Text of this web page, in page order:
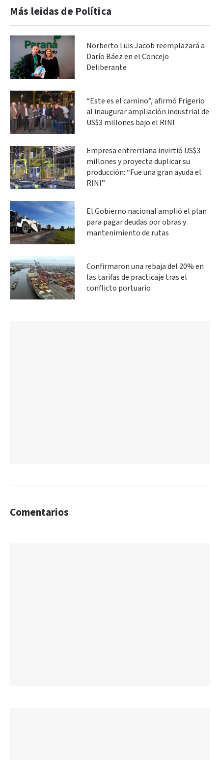
Más leidas de Política
Norberto Luis Jacob reemplazará a
Darío Báez en el Concejo
Deliberante
“Este es el camino”, afirmó Frigerio
al inaugurar ampliación industrial de
US$3 millones bajo el RINI
Empresa entrerriana invirtió US$3
millones y proyecta duplicar su
producción: “Fue una gran ayuda el
RINI”
El Gobierno nacional amplió el plan
para pagar deudas por obras y
mantenimiento de rutas
Confirmaron una rebaja del 20% en
las tarifas de practicaje tras el
conflicto portuario
Comentarios